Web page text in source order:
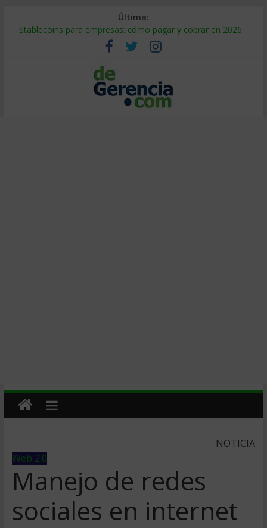
Última:
Stablecoins para empresas: cómo pagar y cobrar en 2026
Despido silencioso: qué es y por qué sale tan caro
IA en selección de personal: cómo auditarla a tiempo
Trabajo forzoso en la cadena de suministro: qué hacer
Mercado hispano de EE. UU.: cómo segmentarlo y venderle
NOTICIA
Web 2.0
Manejo de redes
sociales en internet